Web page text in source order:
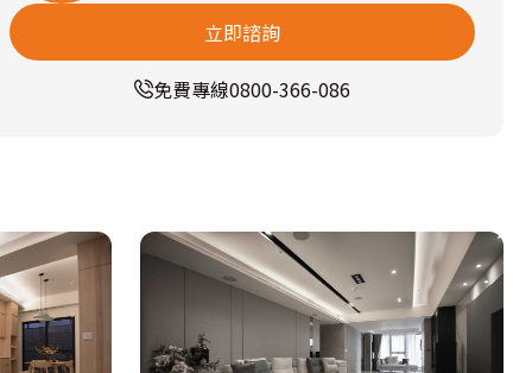
立即諮詢
免費專線0800-366-086